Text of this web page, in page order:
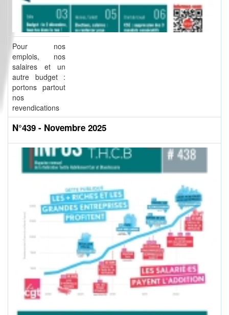
Pour nos
emplois, nos
salaires et un
autre budget :
portons partout
nos
revendications
N°439 - Novembre 2025